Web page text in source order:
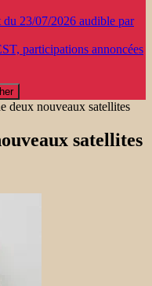
23/07/2026 audible par
participations annoncées
deux nouveaux satellites
satellites